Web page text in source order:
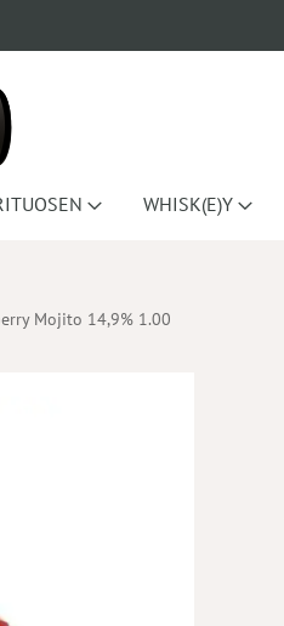
WHISK(E)Y
Mojito 14,9% 1.00